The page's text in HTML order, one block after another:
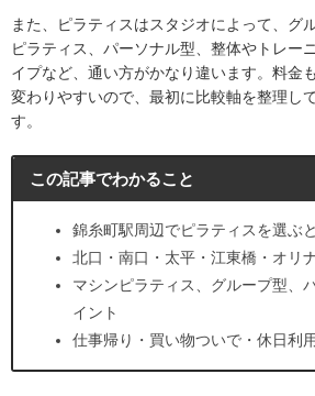
また、ピラティスはスタジオによって、グ
ピラティス、パーソナル型、整体やトレー
イプなど、通い方がかなり違います。料金
変わりやすいので、最初に比較軸を整理し
す。
この記事でわかること
錦糸町駅周辺でピラティスを選ぶ
北口・南口・太平・江東橋・オリ
マシンピラティス、グループ型、
イント
仕事帰り・買い物ついで・休日利